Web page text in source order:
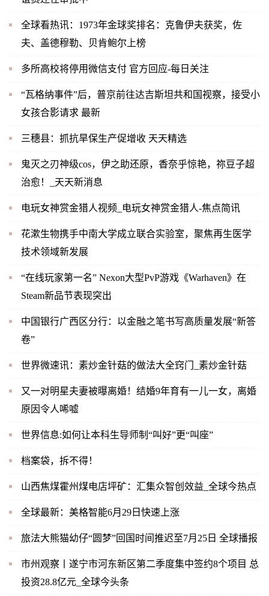
全球看热讯：1973年金球奖排名：克鲁伊夫获奖，佐
夫、盖德穆勒、贝肯鲍尔上榜
多所高校将停用微信支付 官方回应-每日关注
“瓦格纳事件”后，普京前往达吉斯坦共和国视察，接受小
女孩合影请求 最新
三穗县：抓抗旱保生产促增收 天天精选
鬼灭之刃神级cos，伊之助还原，香奈乎惊艳，祢豆子超
治愈！_天天新消息
电玩女神赏金猎人视频_电玩女神赏金猎人-焦点简讯
花漱生物携手中南大学成立联合实验室，聚焦再生医学
技术领域新发展
“在线玩家第一名” Nexon大型PvP游戏《Warhaven》在
Steam新品节表现突出
中国银行广西区分行：以金融之笔书写高质量发展“新答
卷”
世界微速讯：素炒金针菇的做法大全窍门_素炒金针菇
又一对明星夫妻被曝离婚！结婚9年育有一儿一女，离婚
原因令人唏嘘
世界信息:如何让本科生导师制“叫好”更“叫座”
档案袋，拆不得！
山西焦煤霍州煤电店坪矿：汇集众智创效益_全球今热点
全球最新：美格智能6月29日快速上涨
旅法大熊猫幼仔“圆梦”回国时间推迟至7月25日 全球播报
市州观察丨遂宁市河东新区第二季度集中签约8个项目 总
投资28.8亿元_全球今头条